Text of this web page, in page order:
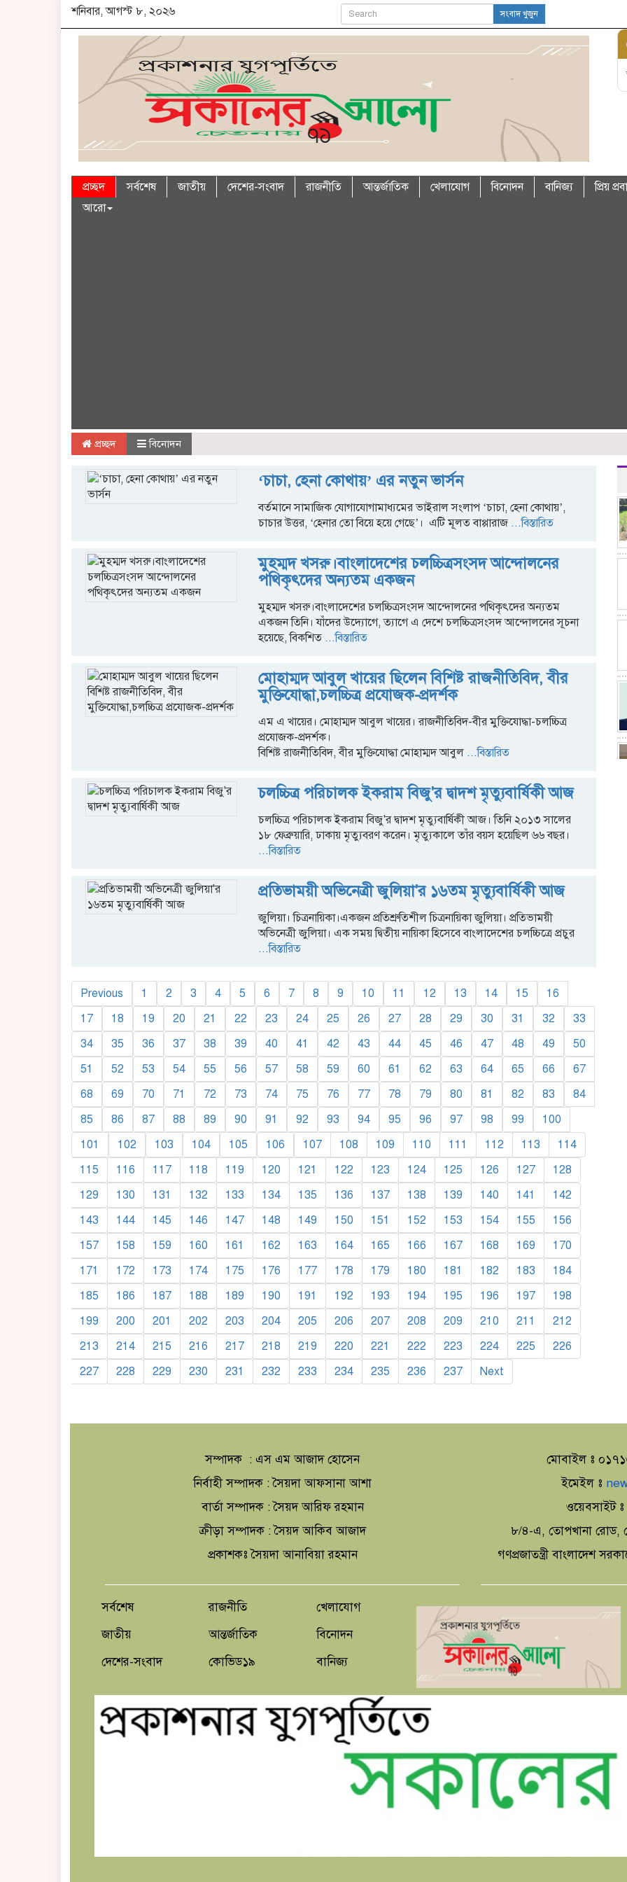
শনিবার, আগস্ট ৮, ২০২৬ সংবাদ খুজুন
প্রচ্ছদ সর্বশেষ জাতীয় দেশের-সংবাদ রাজনীতি আন্তর্জাতিক খেলাযোগ বিনোদন বানিজ্য প্রিয়
আরো
প্রচ্ছদ বিনোদন
‘চাচা, হেনা কোথায়’ এর নতুন ভার্সন
বর্তমানে সামাজিক যোগাযোগামাধ্যমের ভাইরাল সংলাপ ‘চাচা, হেনা কোথায়’,
চাচার উত্তর, ‘হেনার তো বিয়ে হয়ে গেছে’। এটি মূলত বাপ্পারাজ...বিস্তারিত
মুহম্মদ খসরু।বাংলাদেশের চলচ্চিত্রসংসদ আন্দোলনের
পথিকৃৎদের অন্যতম একজন
মুহম্মদ খসরু।বাংলাদেশের চলচ্চিত্রসংসদ আন্দোলনের পথিকৃৎদের অন্যতম
একজন তিনি। যাঁদের উদ্যোগে, ত্যাগে এ দেশে চলচ্চিত্রসংসদ আন্দোলনের সূচনা
হয়েছে, বিকশিত...বিস্তারিত
মোহাম্মদ আবুল খায়ের ছিলেন বিশিষ্ট রাজনীতিবিদ, বীর
মুক্তিযোদ্ধা,চলচ্চিত্র প্রযোজক-প্রদর্শক
এম এ খায়ের। মোহাম্মদ আবুল খায়ের। রাজনীতিবিদ-বীর মুক্তিযোদ্ধা-চলচ্চিত্র
প্রযোজক-প্রদর্শক।
বিশিষ্ট রাজনীতিবিদ, বীর মুক্তিযোদ্ধা মোহাম্মদ আবুল...বিস্তারিত
চলচ্চিত্র পরিচালক ইকরাম বিজু'র দ্বাদশ মৃত্যুবার্ষিকী আজ
চলচ্চিত্র পরিচালক ইকরাম বিজু'র দ্বাদশ মৃত্যুবার্ষিকী আজ। তিনি ২০১৩ সালের
১৮ ফেব্রুয়ারি, ঢাকায় মৃত্যুবরণ করেন। মৃত্যুকালে তাঁর বয়স হয়েছিল ৬৬ বছর।
...বিস্তারিত
প্রতিভাময়ী অভিনেত্রী জুলিয়া'র ১৬তম মৃত্যুবার্ষিকী আজ
জুলিয়া। চিত্রনায়িকা।একজন প্রতিশ্রুতিশীল চিত্রনায়িকা জুলিয়া। প্রতিভাময়ী
অভিনেত্রী জুলিয়া। এক সময় দ্বিতীয় নায়িকা হিসেবে বাংলাদেশের চলচ্চিত্রে প্রচুর
...বিস্তারিত
Previous 1 2 3 4 5 6 7 8 9 10 11 12 13 14 15
16
17
18 19 20 21 22 23 24 25 26 27 28 29 30 31 32
33
34
35 36 37 38 39 40 41 42 43 44 45 46 47 48 49
50
51
52 53 54 55 56 57 58 59 60 61 62 63 64 65 66
67
68
69 70 71 72 73 74 75 76 77 78 79 80 81 82 83
84
85
86 87 88 89 90 91 92 93 94 95 96 97 98 99
100
101
102 103 104 105 106 107 108 109 110 111 112 113
114
115
116 117 118 119 120 121 122 123 124 125 126 127
128
129
130 131 132 133 134 135 136 137 138 139 140 141
142
143
144 145 146 147 148 149 150 151 152 153 154 155
156
157
158 159 160 161 162 163 164 165 166 167 168 169
170
171
172 173 174 175 176 177 178 179 180 181 182 183
184
185
186 187 188 189 190 191 192 193 194 195 196 197
198
199
200 201 202 203 204 205 206 207 208 209 210 211
212
213
214 215 216 217 218 219 220 221 222 223 224 225
226
227
228 229 230 231 232 233 234 235 236 237 Next
সম্পাদক : এস এম আজাদ হোসেন
নির্বাহী সম্পাদক : সৈয়দা আফসানা আশা
বার্তা সম্পাদক : সৈয়দ আরিফ রহমান
ক্রীড়া সম্পাদক : সৈয়দ আকিব আজাদ
প্রকাশকঃ সৈয়দা আনাবিয়া রহমান
মোবাইল ঃ
ইমেইল ঃ
ওয়েবসাইট ঃ
৮/৪-এ, তোপখানা রোড,
গণপ্রজাতন্ত্রী বাংলাদেশ
সর্বশেষ
জাতীয়
দেশের-সংবাদ
রাজনীতি
আন্তর্জাতিক
কোভিড১৯
খেলাযোগ
বিনোদন
বানিজ্য